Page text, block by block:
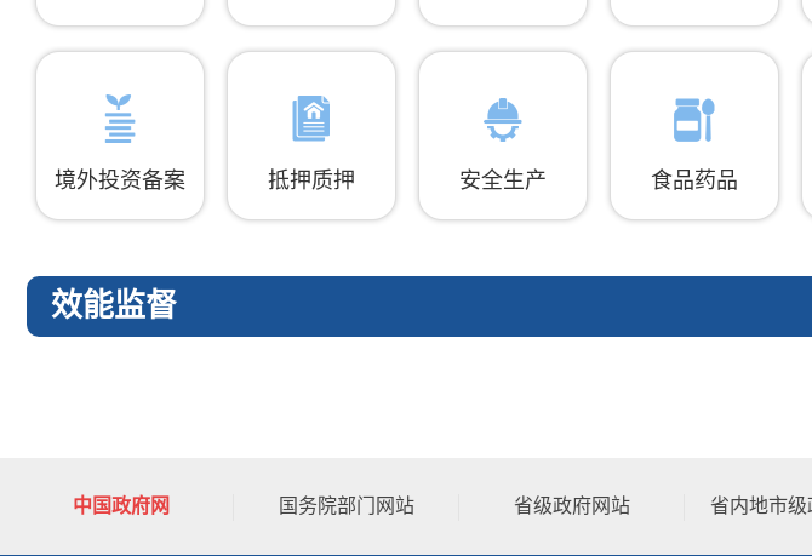
境外投资备案 抵押质押 安全生产 食品药品
效能监督
中国政府网 国务院部门网站 省级政府网站 省内地市级